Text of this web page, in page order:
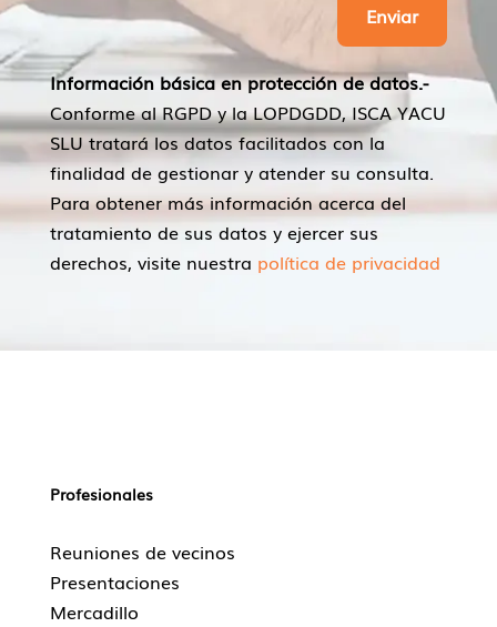
Enviar
Información básica en protección de datos.-
Conforme al RGPD y la LOPDGDD, ISCA YACU
SLU tratará los datos facilitados con la
finalidad de gestionar y atender su consulta.
Para obtener más información acerca del
tratamiento de sus datos y ejercer sus
derechos, visite nuestra política de privacidad
Profesionales
Reuniones de vecinos
Presentaciones
Mercadillo